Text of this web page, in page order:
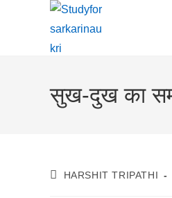
सुख-दुख का
PostHARSHIT TRIPATHI